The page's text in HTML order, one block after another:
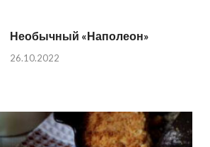
Необычный «Наполеон»
26.10.2022